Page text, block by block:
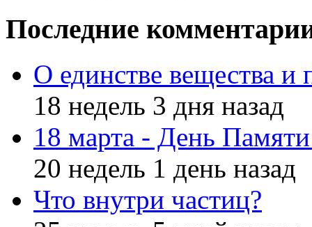
Последние
О единстве вещества и
18 недель 3 дня назад
18 марта - День
20 недель 1 день назад
Что внутри частиц?